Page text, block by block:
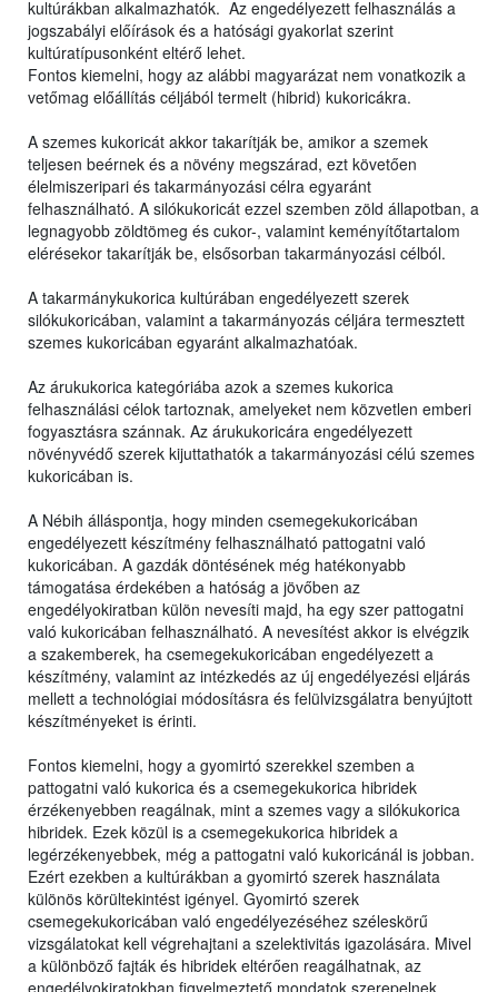
kultúrákban alkalmazhatók. Az engedélyezett felhasználás a
jogszabályi előírások és a hatósági gyakorlat szerint
kultúratípusonként eltérő lehet.
Fontos kiemelni, hogy az alábbi magyarázat nem vonatkozik a
vetőmag előállítás céljából termelt (hibrid) kukoricákra.
A szemes kukoricát akkor takarítják be, amikor a szemek
teljesen beérnek és a növény megszárad, ezt követően
élelmiszeripari és takarmányozási célra egyaránt
felhasználható. A silókukoricát ezzel szemben zöld állapotban, a
legnagyobb zöldtömeg és cukor-, valamint keményítőtartalom
elérésekor takarítják be, elsősorban takarmányozási célból.
A takarmánykukorica kultúrában engedélyezett szerek
silókukoricában, valamint a takarmányozás céljára termesztett
szemes kukoricában egyaránt alkalmazhatóak.
Az árukukorica kategóriába azok a szemes kukorica
felhasználási célok tartoznak, amelyeket nem közvetlen emberi
fogyasztásra szánnak. Az árukukoricára engedélyezett
növényvédő szerek kijuttathatók a takarmányozási célú szemes
kukoricában is.
A Nébih álláspontja, hogy minden csemegekukoricában
engedélyezett készítmény felhasználható pattogatni való
kukoricában. A gazdák döntésének még hatékonyabb
támogatása érdekében a hatóság a jövőben az
engedélyokiratban külön nevesíti majd, ha egy szer pattogatni
való kukoricában felhasználható. A nevesítést akkor is elvégzik
a szakemberek, ha csemegekukoricában engedélyezett a
készítmény, valamint az intézkedés az új engedélyezési eljárás
mellett a technológiai módosításra és felülvizsgálatra benyújtott
készítményeket is érinti.
Fontos kiemelni, hogy a gyomirtó szerekkel szemben a
pattogatni való kukorica és a csemegekukorica hibridek
érzékenyebben reagálnak, mint a szemes vagy a silókukorica
hibridek. Ezek közül is a csemegekukorica hibridek a
legérzékenyebbek, még a pattogatni való kukoricánál is jobban.
Ezért ezekben a kultúrákban a gyomirtó szerek használata
különös körültekintést igényel. Gyomirtó szerek
csemegekukoricában való engedélyezéséhez széleskörű
vizsgálatokat kell végrehajtani a szelektivitás igazolására. Mivel
a különböző fajták és hibridek eltérően reagálhatnak, az